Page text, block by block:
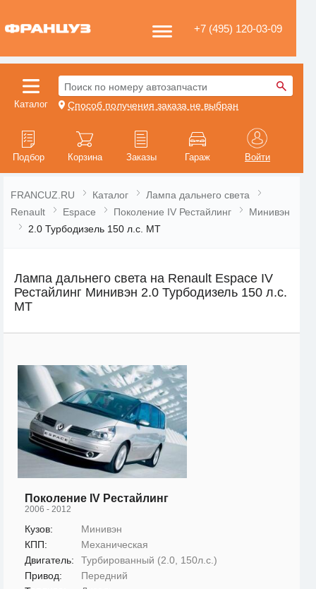
+7 (495) 120-03-09
Каталог
Поиск по номеру автозапчасти
Способ получения заказа не выбран
Подбор Корзина Заказы Гараж Войти
FRANCUZ.RU Каталог
Лампа дальнего света
Renault
Espace Поколение IV Рестайлинг
Минивэн
2.0 Турбодизель 150 л.с. MT
Лампа дальнего света на Renault Espace IV
Рестайлинг Минивэн 2.0 Турбодизель 150 л.с.
MT
Поколение IV Рестайлинг
2006 - 2012
Кузов:
Минивэн
КПП:
Механическая
Двигатель:
Турбированный (2.0, 150л.с.)
Привод:
Передний